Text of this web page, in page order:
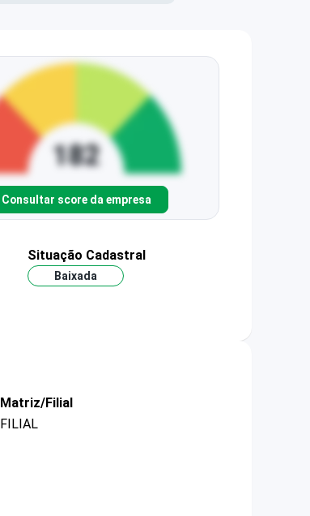
Consultar score da empresa
Situação Cadastral
Baixada
Matriz/Filial
FILIAL